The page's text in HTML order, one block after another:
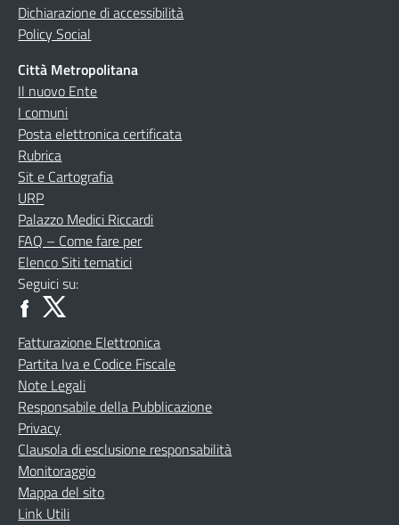
Dichiarazione di accessibilità
Policy Social
Città Metropolitana
Il nuovo Ente
I comuni
Posta elettronica certificata
Rubrica
Sit e Cartografia
URP
Palazzo Medici Riccardi
FAQ – Come fare per
Elenco Siti tematici
Seguici su:
Fatturazione Elettronica
Partita Iva e Codice Fiscale
Note Legali
Responsabile della Pubblicazione
Privacy
Clausola di esclusione responsabilità
Monitoraggio
Mappa del sito
Link Utili